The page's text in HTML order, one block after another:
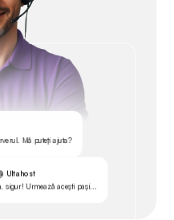
Mă puteți ajuta?
Ultahost
sigur! Urmează acești pași...